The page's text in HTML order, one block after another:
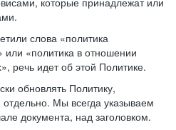
слова «политика
или «политика в отношении
речь идет об этой Политике.
обновлять Политику,
Мы всегда указываем
документа, над заголовком.